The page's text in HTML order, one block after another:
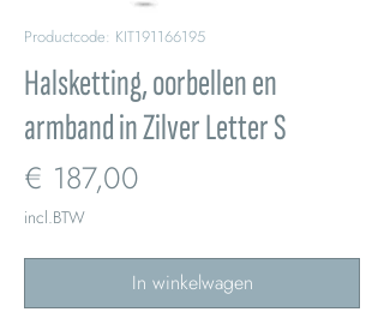
Productcode: KIT191166195
Halsketting, oorbellen en
armband in Zilver Letter S
€ 187,00
incl.BTW
In winkelwagen